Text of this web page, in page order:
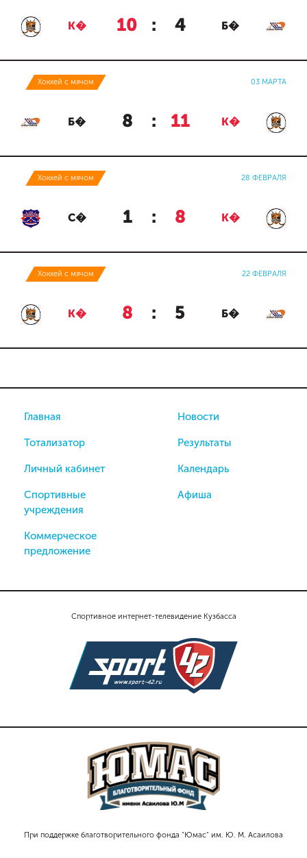
К� 10 : 4 Б�
Хоккей с мячом 03 МАРТА
Б� 8 : 11 К�
Хоккей с мячом 28 ФЕВРАЛЯ
С� 1 : 8 К�
Хоккей с мячом 22 ФЕВРАЛЯ
К� 8 : 5 Б�
Спортивное интернет-телевидение Кузбасса
При поддержке благотворительного фонда "Юмас" им. Ю. М. Асаилова
Главная
Тотализатор
Личный кабинет
Спортивные
учреждения
Коммерческое
предложение
Новости
Результаты
Календарь
Афиша